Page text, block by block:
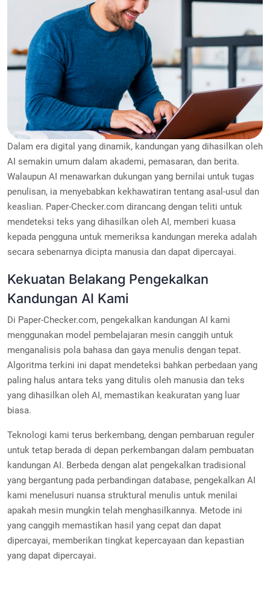
Dalam era digital yang dinamik, kandungan yang dihasilkan oleh
AI semakin umum dalam akademi, pemasaran, dan berita.
Walaupun AI menawarkan dukungan yang bernilai untuk tugas
penulisan, ia menyebabkan kekhawatiran tentang asal-usul dan
keaslian. Paper-Checker.com dirancang dengan teliti untuk
mendeteksi teks yang dihasilkan oleh AI, memberi kuasa
kepada pengguna untuk memeriksa kandungan mereka adalah
secara sebenarnya dicipta manusia dan dapat dipercayai.
Kekuatan Belakang Pengekalkan
Kandungan AI Kami
Di Paper-Checker.com, pengekalkan kandungan AI kami
menggunakan model pembelajaran mesin canggih untuk
menganalisis pola bahasa dan gaya menulis dengan tepat.
Algoritma terkini ini dapat mendeteksi bahkan perbedaan yang
paling halus antara teks yang ditulis oleh manusia dan teks
yang dihasilkan oleh AI, memastikan keakuratan yang luar
biasa.
Teknologi kami terus berkembang, dengan pembaruan reguler
untuk tetap berada di depan perkembangan dalam pembuatan
kandungan AI. Berbeda dengan alat pengekalkan tradisional
yang bergantung pada perbandingan database, pengekalkan AI
kami menelusuri nuansa struktural menulis untuk menilai
apakah mesin mungkin telah menghasilkannya. Metode ini
yang canggih memastikan hasil yang cepat dan dapat
dipercayai, memberikan tingkat kepercayaan dan kepastian
yang dapat dipercayai.